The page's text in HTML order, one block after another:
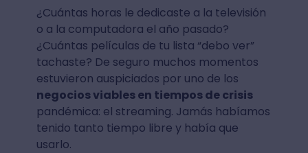
¿Cuántas horas le dedicaste a la televisión
o a la computadora el año pasado?
¿Cuántas películas de tu lista “debo ver”
tachaste? De seguro muchos momentos
estuvieron auspiciados por uno de los
negocios viables en tiempos de crisis
pandémica: el streaming. Jamás habíamos
tenido tanto tiempo libre y había que
usarlo.